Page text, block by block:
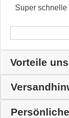
Super schnelle
Vorteile